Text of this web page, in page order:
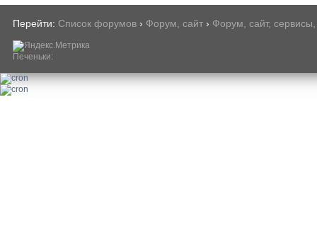
Перейти: Список форумов › Форум, сайт › Форум, сайт,
Печеньки: